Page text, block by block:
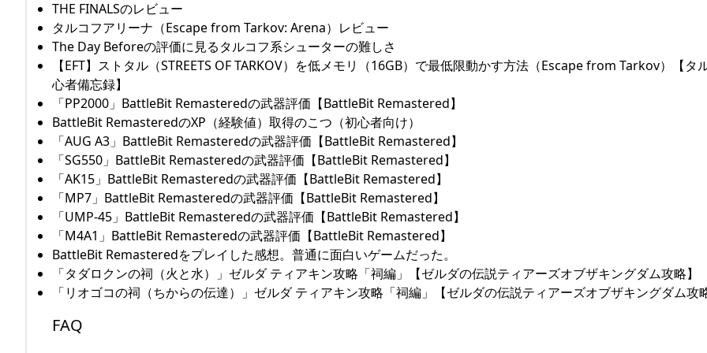
THE FINALSのレビュー
タルコフアリーナ（Escape from Tarkov: Arena）レビュー
The Day Beforeの評価に見るタルコフ系シューターの難しさ
【EFT】ストタル（STREETS OF TARKOV）を低メモリ（16GB）で最低限動かす方法（Escape from Tarkov）【タ
心者備忘録】
「PP2000」BattleBit Remasteredの武器評価【BattleBit Remastered】
BattleBit RemasteredのXP（経験値）取得のこつ（初心者向け）
「AUG A3」BattleBit Remasteredの武器評価【BattleBit Remastered】
「SG550」BattleBit Remasteredの武器評価【BattleBit Remastered】
「AK15」BattleBit Remasteredの武器評価【BattleBit Remastered】
「MP7」BattleBit Remasteredの武器評価【BattleBit Remastered】
「UMP-45」BattleBit Remasteredの武器評価【BattleBit Remastered】
「M4A1」BattleBit Remasteredの武器評価【BattleBit Remastered】
BattleBit Remasteredをプレイした感想。普通に面白いゲームだった。
「タダロクンの祠（火と水）」ゼルダ ティアキン攻略「祠編」【ゼルダの伝説ティアーズオブザキングダム攻略】
「リオゴコの祠（ちからの伝達）」ゼルダ ティアキン攻略「祠編」【ゼルダの伝説ティアーズオブザキングダム攻
FAQ